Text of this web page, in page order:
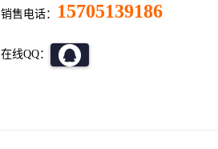
销售电话： 15705139186
在线QQ：